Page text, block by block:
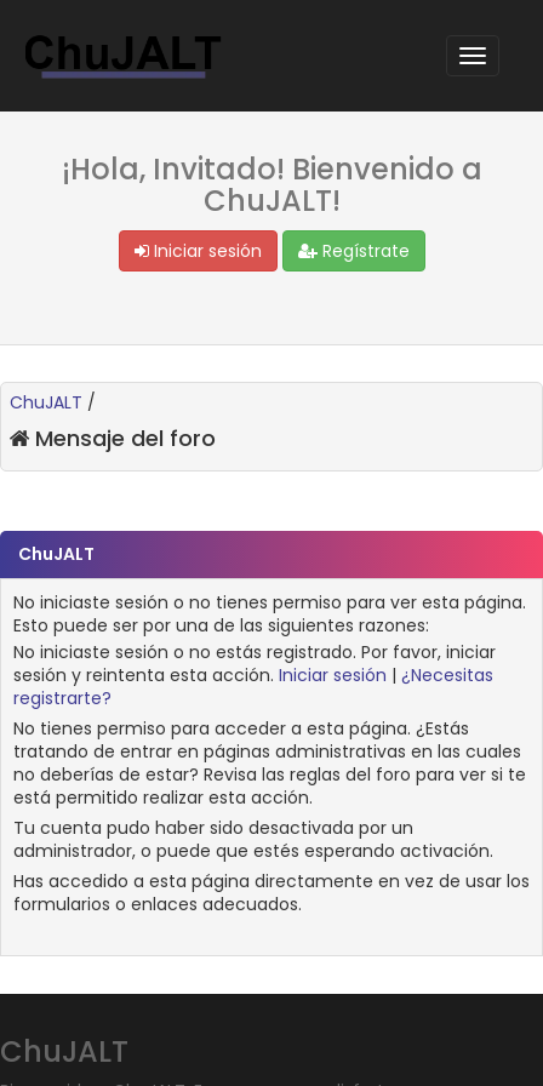
¡Hola, Invitado! Bienvenido a
ChuJALT!
Iniciar sesión Regístrate
ChuJALT /
Mensaje del foro
ChuJALT
No iniciaste sesión o no tienes permiso para ver esta página.
Esto puede ser por una de las siguientes razones:
No iniciaste sesión o no estás registrado. Por favor, iniciar
sesión y reintenta esta acción. Iniciar sesión | ¿Necesitas
registrarte?
No tienes permiso para acceder a esta página. ¿Estás
tratando de entrar en páginas administrativas en las cuales
no deberías de estar? Revisa las reglas del foro para ver si te
está permitido realizar esta acción.
Tu cuenta pudo haber sido desactivada por un
administrador, o puede que estés esperando activación.
Has accedido a esta página directamente en vez de usar los
formularios o enlaces adecuados.
ChuJALT